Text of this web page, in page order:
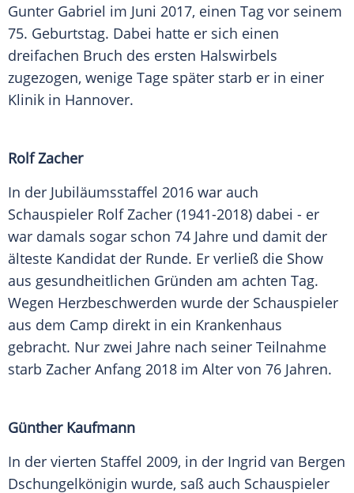
Gunter Gabriel im Juni 2017, einen Tag vor seinem
75. Geburtstag. Dabei hatte er sich einen
dreifachen Bruch des ersten Halswirbels
zugezogen, wenige Tage später starb er in einer
Klinik in Hannover.
Rolf Zacher
In der Jubiläumsstaffel 2016 war auch
Schauspieler Rolf Zacher (1941-2018) dabei - er
war damals sogar schon 74 Jahre und damit der
älteste Kandidat der Runde. Er verließ die Show
aus gesundheitlichen Gründen am achten Tag.
Wegen Herzbeschwerden wurde der Schauspieler
aus dem Camp direkt in ein Krankenhaus
gebracht. Nur zwei Jahre nach seiner Teilnahme
starb Zacher Anfang 2018 im Alter von 76 Jahren.
Günther Kaufmann
In der vierten Staffel 2009, in der Ingrid van Bergen
Dschungelkönigin wurde, saß auch Schauspieler